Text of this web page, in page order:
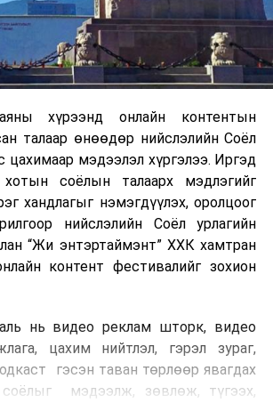
хүрээнд онлайн контентын
талаар өнөөдөр нийслэлийн Соёл
цахимаар мэдээлэл хүргэлээ. Иргэд
соёлын талаарх мэдлэгийг
хандлагыг нэмэгдүүлэх, оролцоог
нийслэлийн Соёл урлагийн
“Жи энтэртаймэнт” ХХК хамтран
контент фестивалийг зохион
нь видео реклам шторк, видео
цахим нийтлэл, гэрэл зураг,
гэсэн таван төрлөөр явагдах
мэдээлж, зөвлөж, түгээх,